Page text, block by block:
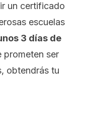
un certificado
escuelas
3 días de
prometen ser
obtendrás tu